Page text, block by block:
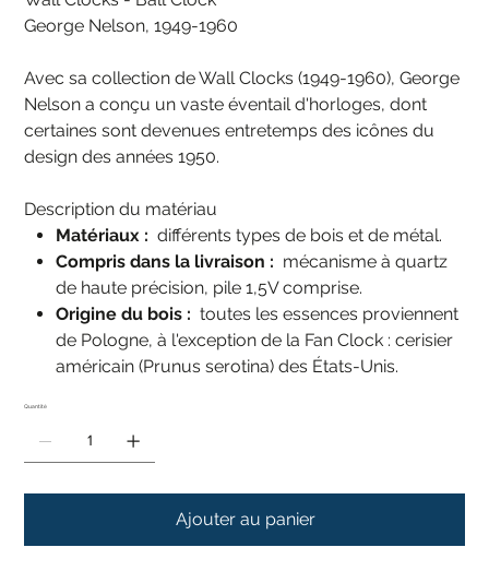
George Nelson, 1949-1960
Avec sa collection de Wall Clocks (1949-1960), George
Nelson a conçu un vaste éventail d'horloges, dont
certaines sont devenues entretemps des icônes du
design des années 1950.
Description du matériau
Matériaux : différents types de bois et de métal.
Compris dans la livraison : mécanisme à quartz
de haute précision, pile 1,5V comprise.
Origine du bois : toutes les essences proviennent
de Pologne, à l'exception de la Fan Clock : cerisier
américain (Prunus serotina) des États-Unis.
Quantité
Ajouter au panier